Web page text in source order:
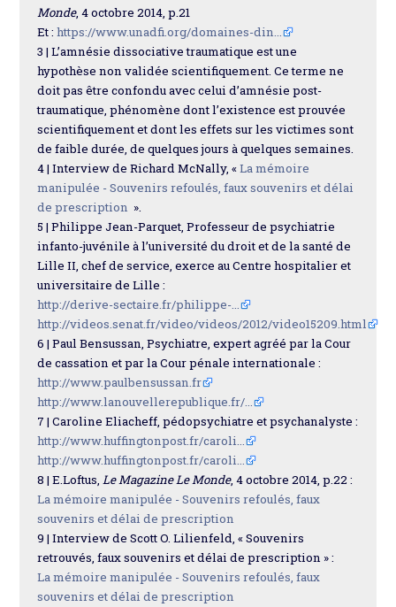
Monde, 4 octobre 2014, p.21
Et :https://www.unadfi.org/domaines-din...
3 | L’amnésie dissociative traumatique est une
hypothèse non validée scientifiquement. Ce terme ne
doit pas être confondu avec celui d’amnésie post-
traumatique, phénomène dont l’existence est prouvée
scientifiquement et dont les effets sur les victimes sont
de faible durée, de quelques jours à quelques semaines.
4 | Interview de Richard McNally, «La mémoire
manipulée - Souvenirs refoulés, faux souvenirs et délai
de prescription ».
5 | Philippe Jean-Parquet, Professeur de psychiatrie
infanto-juvénile à l’université du droit et de la santé de
Lille II, chef de service, exerce au Centre hospitalier et
universitaire de Lille :
http://derive-sectaire.fr/philippe-...
http://videos.senat.fr/video/videos/2012/video15209.html
6 | Paul Bensussan, Psychiatre, expert agréé par la Cour
de cassation et par la Cour pénale internationale :
http://www.paulbensussan.fr
http://www.lanouvellerepublique.fr/...
7 | Caroline Eliacheff, pédopsychiatre et psychanalyste :
http://www.huffingtonpost.fr/caroli...
http://www.huffingtonpost.fr/caroli...
8 | E.Loftus,Le Magazine Le Monde, 4 octobre 2014, p.22 :
La mémoire manipulée - Souvenirs refoulés, faux
souvenirs et délai de prescription
9 | Interview de Scott O. Lilienfeld, « Souvenirs
retrouvés, faux souvenirs et délai de prescription » :
La mémoire manipulée - Souvenirs refoulés, faux
souvenirs et délai de prescription